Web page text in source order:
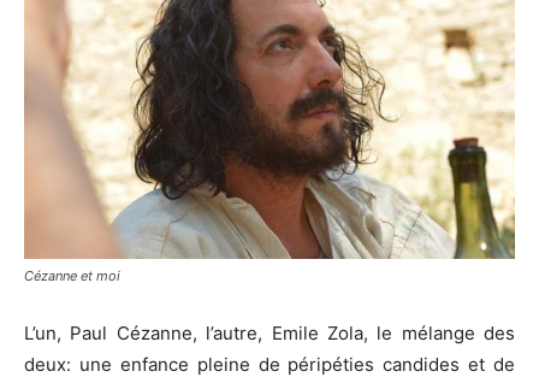
Cézanne et moi
L’un, Paul Cézanne, l’autre, Emile Zola, le mélange des
deux: une enfance pleine de péripéties candides et de